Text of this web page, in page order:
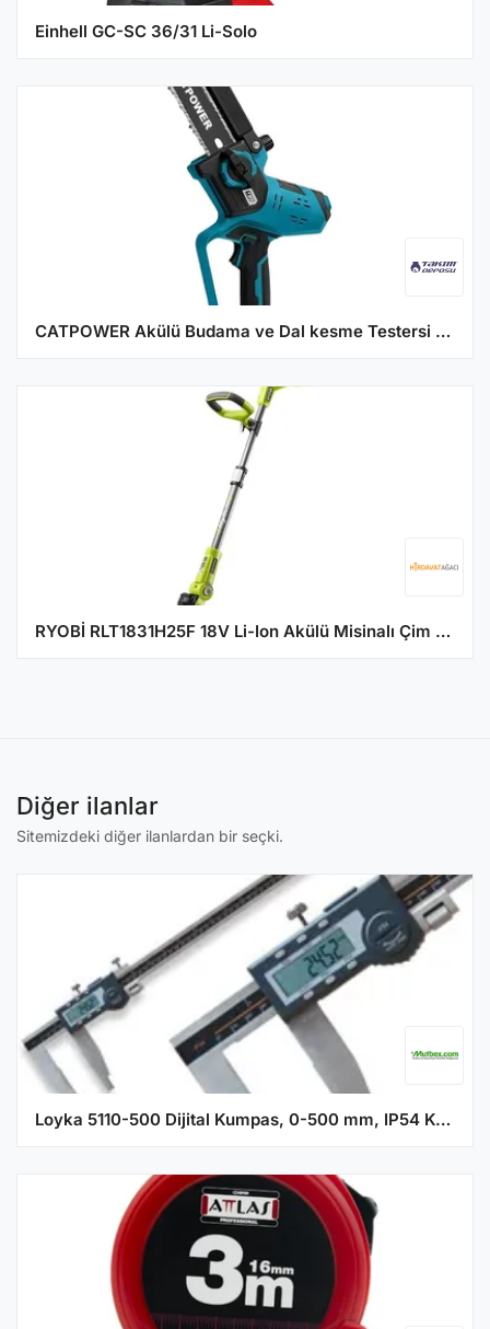
Einhell GC-SC 36/31 Li-Solo
CATPOWER Akülü Budama ve Dal kesme Testersi Kömürsüz Li-Ion 20V 4Ah 20 cm
RYOBİ RLT1831H25F 18V Li-Ion Akülü Misinalı Çim Biçme 2.5Ah 25cm (5133003711)
Diğer ilanlar
Sitemizdeki diğer ilanlardan bir seçki.
Loyka 5110-500 Dijital Kumpas, 0-500 mm, IP54 Korumalı